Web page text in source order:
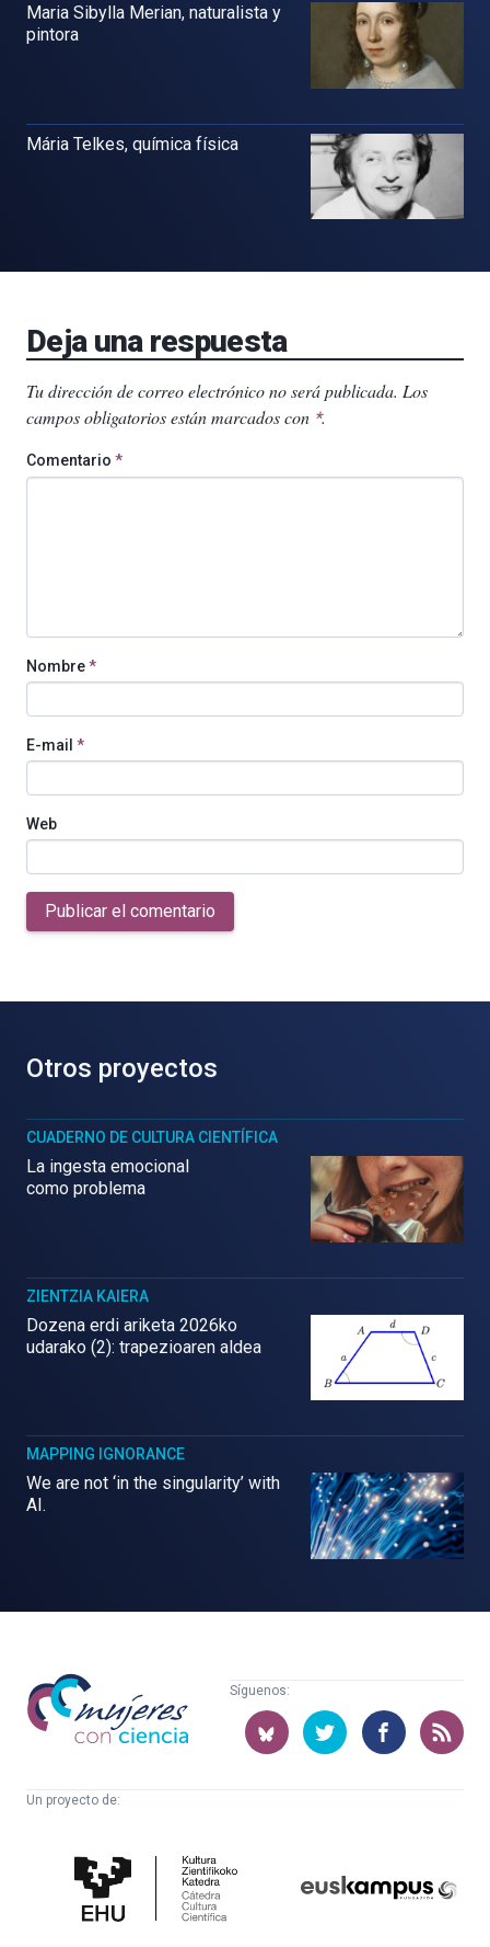
Maria Sibylla Merian, naturalista y
pintora
Mária Telkes, química física
Deja una respuesta
Tu dirección de correo electrónico no será publicada. Los
campos obligatorios están marcados con *.
Comentario *
Nombre*
E-mail *
Web
Publicar el comentario
Otros proyectos
CUADERNO DE CULTURA CIENTÍFICA
La ingesta emocional
como problema
ZIENTZIA KAIERA
Dozena erdi ariketa 2026ko
udarako (2): trapezioaren aldea
MAPPING IGNORANCE
We are not ‘in the singularity’ with
AI.
Mujeres
con
ciencia
Síguenos:
Un proyecto de:
Cultura
Científica